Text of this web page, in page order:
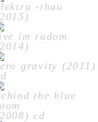
-thau
im radom
gravity (2011)
the blue
cd